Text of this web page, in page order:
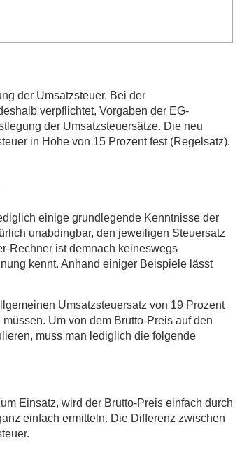
der Umsatzsteuer. Bei der
verpflichtet, Vorgaben der EG-
der Umsatzsteuersätze. Die neu
in Höhe von 15 Prozent fest (Regelsatz).
einige grundlegende Kenntnisse der
unabdingbar, den jeweiligen Steuersatz
Rechner ist demnach keineswegs
kennt. Anhand einiger Beispiele lässt
Umsatzsteuersatz von 19 Prozent
Um von dem Brutto-Preis auf den
muss man lediglich die folgende
Einsatz, wird der Brutto-Preis einfach durch
einfach ermitteln. Die Differenz zwischen